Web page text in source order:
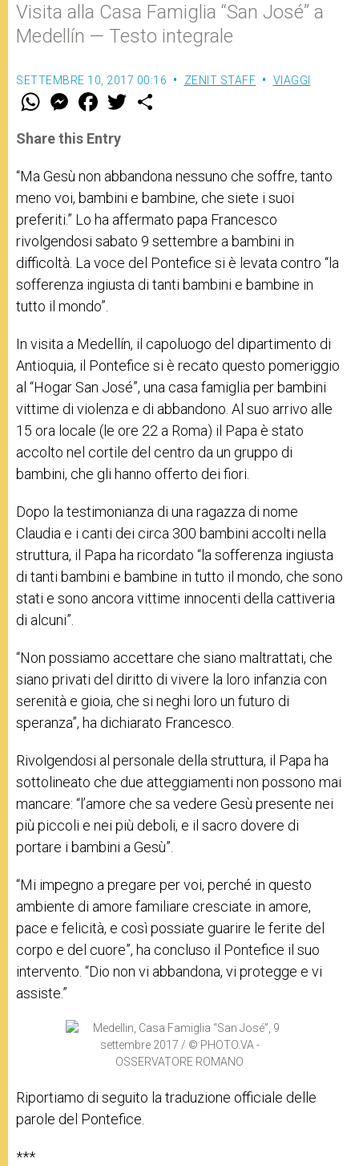
Visita alla Casa Famiglia “San José” a
Medellín — Testo integrale
SETTEMBRE 10, 2017 00:16 ZENIT STAFF VIAGGI
W
t
s
p
p
M
e
s
e
g
e
r
F
a
e
b
o
k
w
r
Share this Entry
“Ma Gesù non abbandona nessuno che soffre, tanto
meno voi, bambini e bambine, che siete i suoi
preferiti.” Lo ha affermato papa Francesco
rivolgendosi sabato 9 settembre a bambini in
difficoltà. La voce del Pontefice si è levata contro “la
sofferenza ingiusta di tanti bambini e bambine in
tutto il mondo”.
In visita a Medellín, il capoluogo del dipartimento di
Antioquia, il Pontefice si è recato questo pomeriggio
al “Hogar San José”, una casa famiglia per bambini
vittime di violenza e di abbandono. Al suo arrivo alle
15 ora locale (le ore 22 a Roma) il Papa è stato
accolto nel cortile del centro da un gruppo di
bambini, che gli hanno offerto dei fiori.
Dopo la testimonianza di una ragazza di nome
Claudia e i canti dei circa 300 bambini accolti nella
struttura, il Papa ha ricordato “ la sofferenza ingiusta
di tanti bambini e bambine in tutto il mondo, che sono
stati e sono ancora vittime innocenti della cattiveria
di alcuni”.
“Non possiamo accettare che siano maltrattati, che
siano privati del diritto di vivere la loro infanzia con
serenità e gioia, che si neghi loro un futuro di
speranza”, ha dichiarato Francesco.
Rivolgendosi al personale della struttura, il Papa ha
sottolineato che due atteggiamenti non possono mai
mancare: “l’amore che sa vedere Gesù presente nei
più piccoli e nei più deboli, e il sacro dovere di
portare i bambini a Gesù”.
“Mi impegno a pregare per voi, perché in questo
ambiente di amore familiare cresciate in amore,
pace e felicità, e così possiate guarire le ferite del
corpo e del cuore”, ha concluso il Pontefice il suo
intervento. “Dio non vi abbandona, vi protegge e vi
assiste.”
Riportiamo di seguito la traduzione officiale delle
parole del Pontefice.
***